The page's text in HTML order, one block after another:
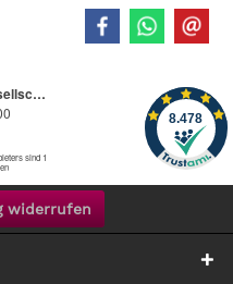
widerrufen